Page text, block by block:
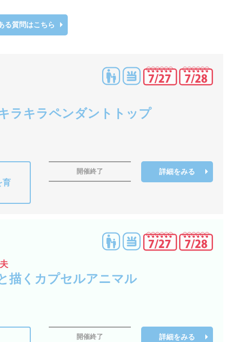
る質問はこちら
ラキラペンダントトップ
育
開催終了 詳細をみる
描くカプセルアニマル
開催終了 詳細をみる